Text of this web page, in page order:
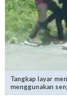
Tangkap layar
menggunakan